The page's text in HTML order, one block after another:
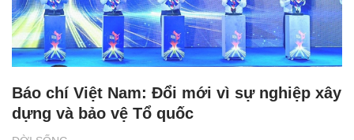
Báo chí Việt Nam: Đổi mới vì sự nghiệp xây
dựng và bảo vệ Tổ quốc